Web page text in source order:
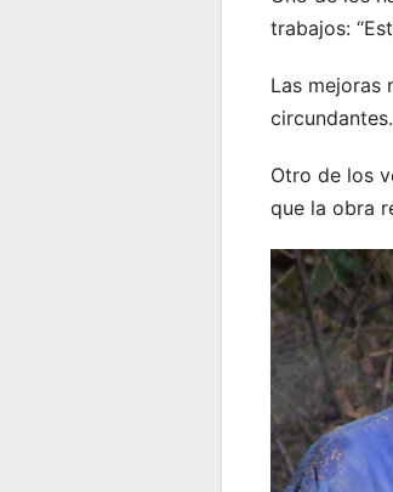
trabajos:
Las mejoras
circundantes.
Otro de los
que la obra